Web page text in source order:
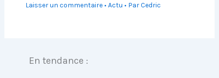
Laisser un commentaire • Actu • ParCedric
En tendance :